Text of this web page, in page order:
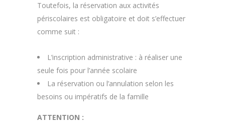
Toutefois, la réservation aux activités
périscolaires est obligatoire et doit s’effectuer
comme suit :
L’inscription administrative : à réaliser une
seule fois pour l’année scolaire
La réservation ou l’annulation selon les
besoins ou impératifs de la famille
ATTENTION :